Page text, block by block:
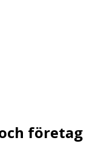
företag